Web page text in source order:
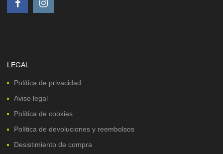
LEGAL
Política de privacidad
Aviso legal
Política de cookies
Política de devoluciones y reembolsos
Desistimiento de compra